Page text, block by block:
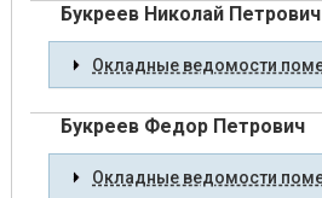
Букреев Николай Петрович
Окладные ведомости
Букреев Федор Петрович
Окладные ведомости